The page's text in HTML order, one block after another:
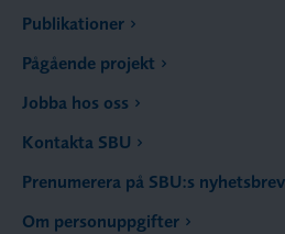
Publikationer
Pågående projekt
Jobba hos oss
Kontakta SBU
Prenumerera på SBU:s nyhetsbrev
Om personuppgifter